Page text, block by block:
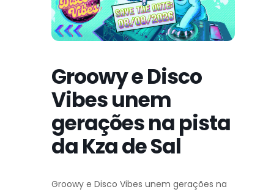
Groowy e Disco
Vibes unem
gerações na pista
da Kza de Sal
Groowy e Disco Vibes unem gerações na